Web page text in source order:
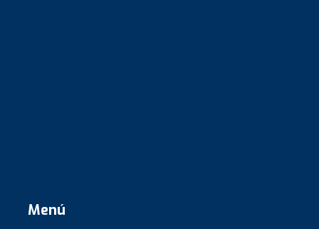
Menú